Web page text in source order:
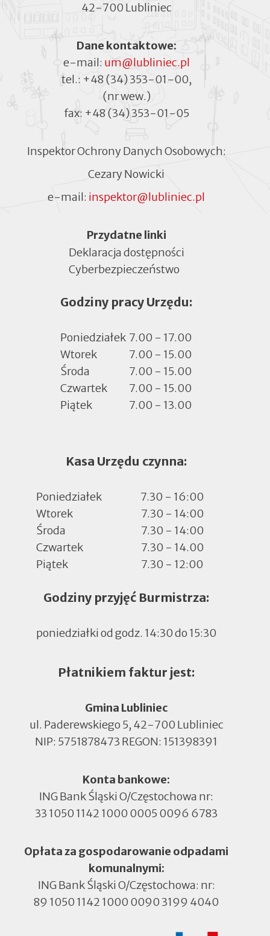
42-700 Lubliniec
Dane kontaktowe:
e-mail: um@lubliniec.pl
tel.: +48 (34) 353-01-00,
(nr wew.)
fax: +48 (34) 353-01-05
Inspektor Ochrony Danych Osobowych:
Cezary Nowicki
e-mail: inspektor@lubliniec.pl
MenuPrzydatne linki
Deklaracja dostępności
Cyberbezpieczeństwo
w
zakładce
Godziny pracy Urzędu:
Poniedziałek 7.00 - 17.00
Wtorek
7.00 - 15.00
Środa
7.00 - 15.00
Czwartek
7.00 - 15.00
Piątek
7.00 - 13.00
Kasa Urzędu czynna:
Poniedziałek
7.30 - 16:00
Wtorek
7.30 - 14:00
Środa
7.30 - 14:00
Czwartek
7.30 - 14.00
Piątek
7.30 - 12:00
Godziny przyjęć Burmistrza:
poniedziałki od godz. 14:30 do 15:30
Płatnikiem faktur jest:
Gmina Lubliniec
ul. Paderewskiego 5, 42-700 Lubliniec
NIP: 5751878473 REGON: 151398391
Konta bankowe:
ING Bank Śląski O/Częstochowa nr:
33 1050 1142 1000 0005 0096 6783
Opłata za gospodarowanie odpadami
komunalnymi:
ING Bank Śląski O/Częstochowa: nr:
89 1050 1142 1000 0090 3199 4040